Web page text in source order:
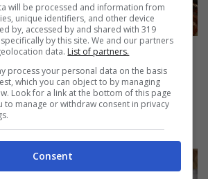
foto del piatto pronto:
will be processed and information from
unique identifiers, and other device
by, accessed by and shared with 319
by this site. We and our partners
data. List of partners.
process your personal data on the basis
which you can object to by managing
Look for a link at the bottom of this page
to manage or withdraw consent in privacy
Consent